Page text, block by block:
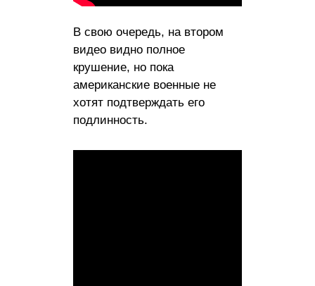
В свою очередь, на втором
видео видно полное
крушение, но пока
американские военные не
хотят подтверждать его
подлинность.